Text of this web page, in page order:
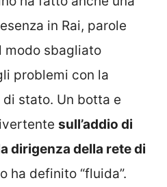
in Rai, parole
modo sbagliato
problemi con la
stato. Un botta e
sull’addio di
dirigenza della rete di
ha definito “fluida”.